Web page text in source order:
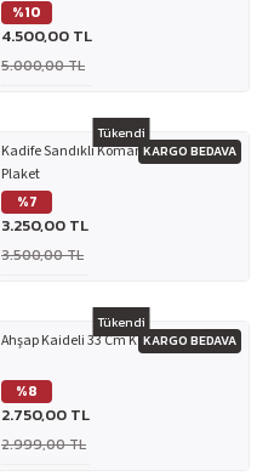
%10
4.500,00 TL
5.000,00 TL
Tükendi
KARGO BEDAVA
Kadife Sandıklı Komando Heykel
Plaket
%7
3.250,00 TL
3.500,00 TL
Tükendi
KARGO BEDAVA
Ahşap Kaideli 33 Cm Komando Heykeli
%8
2.750,00 TL
2.999,00 TL